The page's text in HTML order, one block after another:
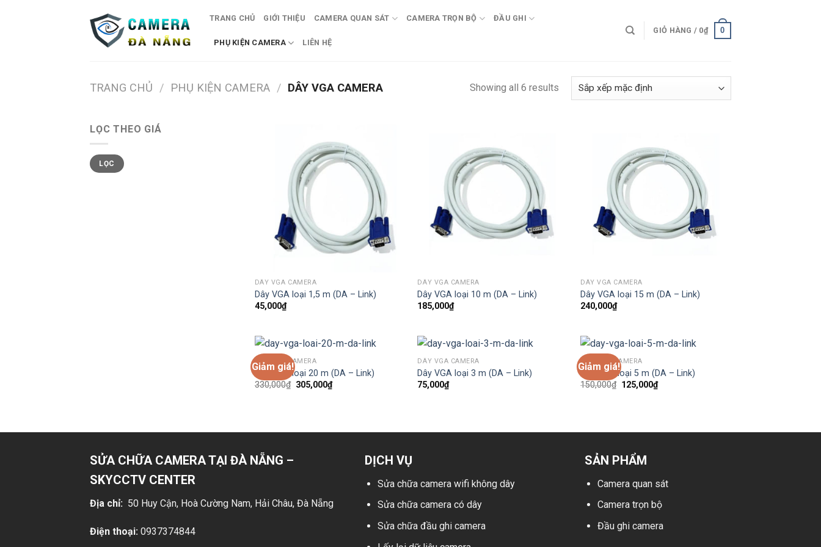
TRANG CHỦ GIỚI THIỆU CAMERA QUAN SÁT CAMERA TRỌN BỘ ĐẦU GHI
PHỤ KIỆN CAMERA LIÊN HỆ
GIỎ HÀNG / 0₫ 0
TRANG CHỦ / PHỤ KIỆN CAMERA / DÂY VGA CAMERA Showing all 6 results
LỌC THEO GIÁ
Giá
tối
thiểu
Giá
tối
đa
LỌC
DÂY VGA CAMERA
Dây VGA loại 1,5 m (DA – Link)
45,000₫
DÂY VGA CAMERA
Dây VGA loại 10 m (DA – Link)
185,000₫
DÂY VGA CAMERA
Dây VGA loại 15 m (DA – Link)
240,000₫
Giảm giá!
DÂY VGA CAMERA
Dây VGA loại 20 m (DA – Link)
330,000₫ Giá
305,000₫Giá
hiện
DÂY VGA CAMERA
Dây VGA loại 3 m (DA – Link)
75,000₫
Giảm giá!
DÂY VGA CAMERA
Dây VGA loại 5 m (DA – Link)
150,000₫ Giá
125,000₫Giá
hiện
SỬA CHỮA CAMERA TẠI ĐÀ NẴNG –
SKYCCTV CENTER
Địa chỉ: 50 Huy Cận, Hoà Cường Nam, Hải Châu, Đà Nẵng
Điện thoại: 0937374844
DỊCH VỤ
Sửa chữa camera wifi không dây
Sửa chữa camera có dây
Sửa chữa đầu ghi camera
SẢN PHẨM
Camera quan sát
Camera trọn bộ
Đầu ghi camera